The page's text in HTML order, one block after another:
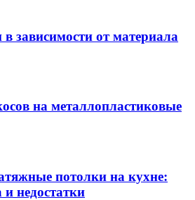
зависимости от материала
на металлопластиковые
потолки на кухне:
недостатки